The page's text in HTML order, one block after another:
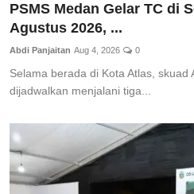
PSMS Medan Gelar TC di
Agustus 2026, ...
Abdi Panjaitan Aug 4, 2026 0
Selama berada di Kota Atlas, skuad
dijadwalkan menjalani tiga...